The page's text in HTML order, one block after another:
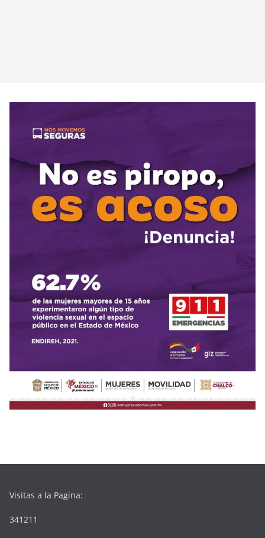
Visitas a la Pagina:
341211